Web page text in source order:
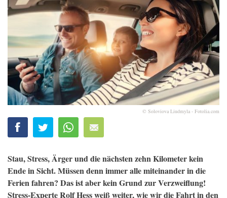
© Soloviova Liudmyla - Fotolia.com
Stau, Stress, Ärger und die nächsten zehn Kilometer kein
Ende in Sicht. Müssen denn immer alle miteinander in die
Ferien fahren? Das ist aber kein Grund zur Verzweiflung!
Stress-Experte Rolf Hess weiß weiter, wie wir die Fahrt in den